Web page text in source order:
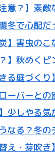
注意？】素
暖冬で心配
】害虫の
？】秋めく
きる庭づく
ーバーと
少しやる
うなる？冬
え・芽吹